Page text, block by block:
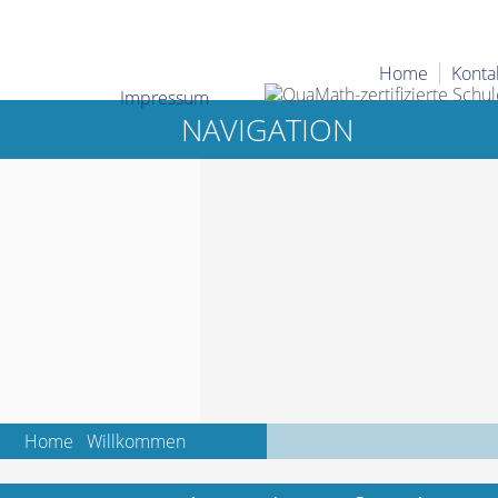
Home
Impressum
NAVIGATION
Home Willkommen